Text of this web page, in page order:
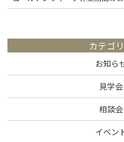
カテゴ
お知ら
見学会
相談会
イベン